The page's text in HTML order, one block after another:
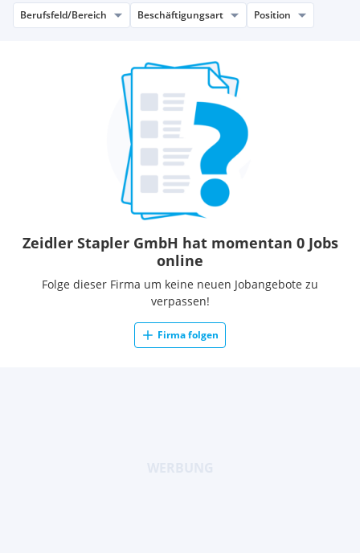
Berufsfeld/Bereich Beschäftigungsart Position
Zeidler Stapler GmbH hat momentan 0 Jobs
online
Folge dieser Firma um keine neuen Jobangebote zu
verpassen!
Firma folgen